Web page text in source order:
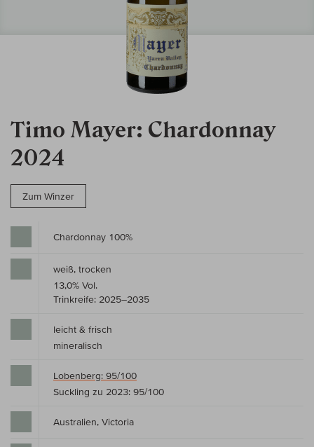
Timo Mayer: Chardonnay
2024
Zum Winzer
Chardonnay 100%
weiß, trocken
13,0% Vol.
Trinkreife: 2025–2035
leicht & frisch
mineralisch
Lobenberg: 95/100
Suckling zu 2023: 95/100
Australien, Victoria